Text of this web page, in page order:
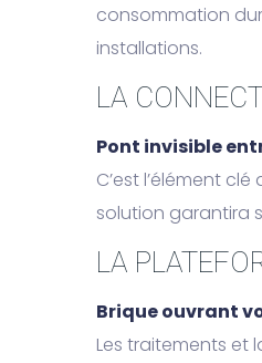
consommation
installations.
LA
Pont invisible
C’est l’élément
solution garantira
LA
Brique ouvrant
Les traitements et